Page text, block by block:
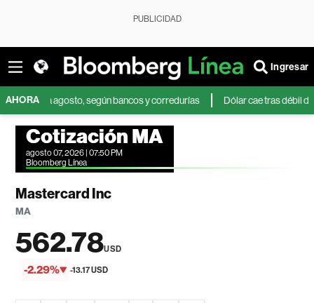
PUBLICIDAD
Ingresar
AHORA
agosto, según bancos y corredurías Dólar cae tras débil dato de
Cotización MA
agosto 07, 2026 | 07:50 PM
Bloomberg Línea
Mastercard Inc
MA
562.78USD
-2.29% -13.17 USD